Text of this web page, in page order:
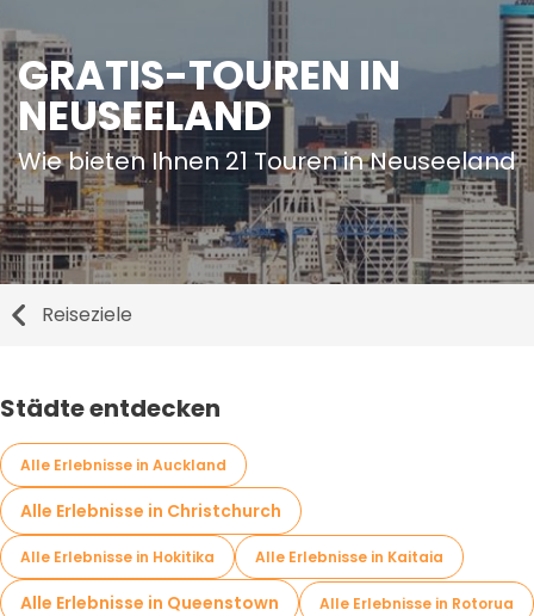
GRATIS-TOUREN IN
NEUSEELAND
Wie bieten Ihnen 21 Touren in Neuseeland
Reiseziele
Städte entdecken
Alle Erlebnisse in Auckland
Alle Erlebnisse in Christchurch
Alle Erlebnisse in Hokitika Alle Erlebnisse in Kaitaia
Alle Erlebnisse in Queenstown Alle Erlebnisse in Rotorua